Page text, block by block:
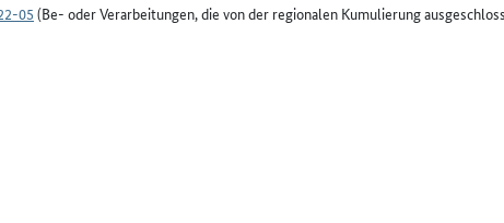
05 (Be- oder Verarbeitungen, die von der regionalen Kumulierung